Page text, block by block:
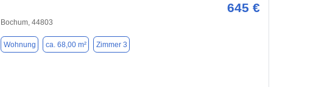
645 €
Bochum, 44803
Wohnung ca. 68,00 m² Zimmer 3